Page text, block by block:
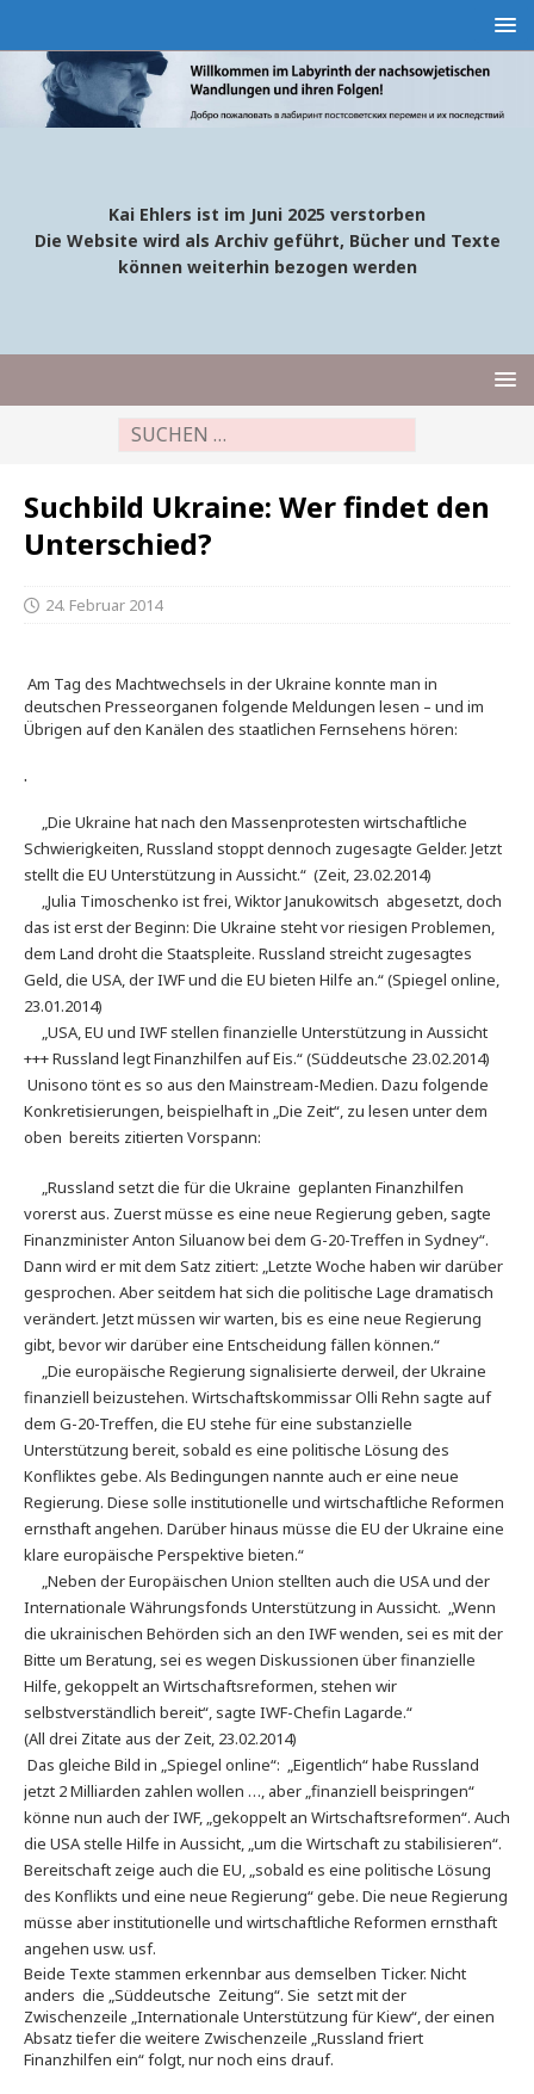
Kai Ehlers ist im Juni 2025 verstorben
Die Website wird als Archiv geführt, Bücher und Texte
können weiterhin bezogen werden
Suchbild Ukraine: Wer findet den
Unterschied?
24. Februar 2014
Am Tag des Machtwechsels in der Ukraine konnte man in
deutschen Presseorganen folgende Meldungen lesen – und im
Übrigen auf den Kanälen des staatlichen Fernsehens hören:
.
„Die Ukraine hat nach den Massenprotesten wirtschaftliche
Schwierigkeiten, Russland stoppt dennoch zugesagte Gelder. Jetzt
stellt die EU Unterstützung in Aussicht.“ (Zeit, 23.02.2014)
„Julia Timoschenko ist frei, Wiktor Janukowitsch abgesetzt, doch
das ist erst der Beginn: Die Ukraine steht vor riesigen Problemen,
dem Land droht die Staatspleite. Russland streicht zugesagtes
Geld, die USA, der IWF und die EU bieten Hilfe an.“ (Spiegel online,
23.01.2014)
„USA, EU und IWF stellen finanzielle Unterstützung in Aussicht
+++ Russland legt Finanzhilfen auf Eis.“ (Süddeutsche 23.02.2014)
Unisono tönt es so aus den Mainstream-Medien. Dazu folgende
Konkretisierungen, beispielhaft in „Die Zeit“, zu lesen unter dem
oben bereits zitierten Vorspann:
„Russland setzt die für die Ukraine geplanten Finanzhilfen
vorerst aus. Zuerst müsse es eine neue Regierung geben, sagte
Finanzminister Anton Siluanow bei dem G-20-Treffen in Sydney“.
Dann wird er mit dem Satz zitiert: „Letzte Woche haben wir darüber
gesprochen. Aber seitdem hat sich die politische Lage dramatisch
verändert. Jetzt müssen wir warten, bis es eine neue Regierung
gibt, bevor wir darüber eine Entscheidung fällen können.“
„Die europäische Regierung signalisierte derweil, der Ukraine
finanziell beizustehen. Wirtschaftskommissar Olli Rehn sagte auf
dem G-20-Treffen, die EU stehe für eine substanzielle
Unterstützung bereit, sobald es eine politische Lösung des
Konfliktes gebe. Als Bedingungen nannte auch er eine neue
Regierung. Diese solle institutionelle und wirtschaftliche Reformen
ernsthaft angehen. Darüber hinaus müsse die EU der Ukraine eine
klare europäische Perspektive bieten.“
„Neben der Europäischen Union stellten auch die USA und der
Internationale Währungsfonds Unterstützung in Aussicht. „Wenn
die ukrainischen Behörden sich an den IWF wenden, sei es mit der
Bitte um Beratung, sei es wegen Diskussionen über finanzielle
Hilfe, gekoppelt an Wirtschaftsreformen, stehen wir
selbstverständlich bereit“, sagte IWF-Chefin Lagarde.“
(All drei Zitate aus der Zeit, 23.02.2014)
Das gleiche Bild in „Spiegel online“: „Eigentlich“ habe Russland
jetzt 2 Milliarden zahlen wollen …, aber „finanziell beispringen“
könne nun auch der IWF, „gekoppelt an Wirtschaftsreformen“. Auch
die USA stelle Hilfe in Aussicht, „um die Wirtschaft zu stabilisieren“.
Bereitschaft zeige auch die EU, „sobald es eine politische Lösung
des Konflikts und eine neue Regierung“ gebe. Die neue Regierung
müsse aber institutionelle und wirtschaftliche Reformen ernsthaft
angehen usw. usf.
Beide Texte stammen erkennbar aus demselben Ticker. Nicht
anders die „Süddeutsche Zeitung“. Sie setzt mit der
Zwischenzeile „Internationale Unterstützung für Kiew“, der einen
Absatz tiefer die weitere Zwischenzeile „Russland friert
Finanzhilfen ein“ folgt, nur noch eins drauf.